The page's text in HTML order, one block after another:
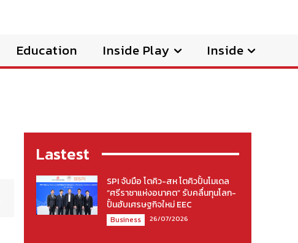
Education Inside Play Inside
Lastest
SPI จับมือ โตคิว-สห โตคิวปั้นโมเดล
“ศรีราชาแห่งอนาคต” รับคลื่นทุนโลก-
ปั้นฮับเศรษฐกิจใหม่ EEC
Business 26/07/2026